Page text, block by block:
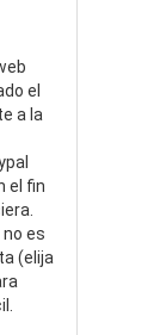
el
a la
el fin
es
(elija